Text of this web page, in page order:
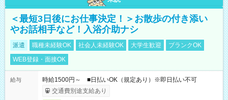
＜最短3日後にお仕事決定！＞お散歩の付き添い
やお話相手など！入浴介助ナシ
派遣 職種未経験OK 社会人未経験OK 大学生歓迎
ブランクOK
WEB登録・面接OK
給与
時給1500円～ ■日払いOK（規定あり）※即日払い不可
交通費別途支給あり